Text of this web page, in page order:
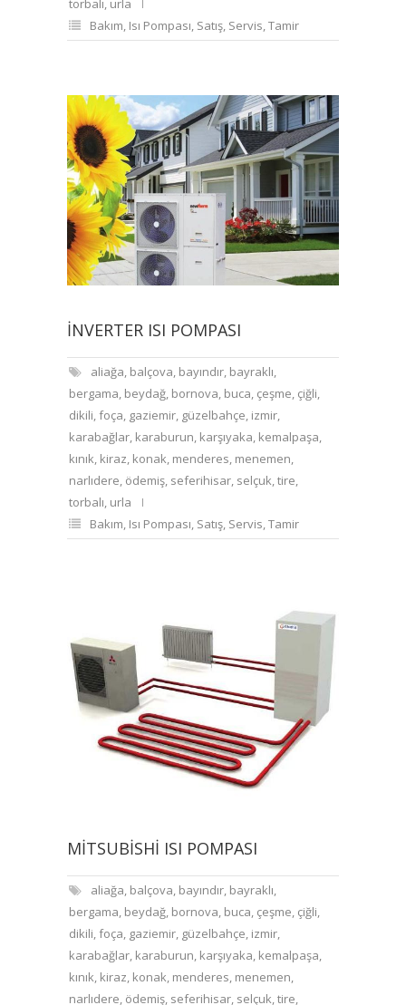
torbalı, urla
Bakım, Isı Pompası, Satış, Servis,Tamir
İNVERTER ISI POMPASI
aliağa, balçova, bayındır, bayraklı,
bergama, beydağ, bornova, buca, çeşme, çiğli,
dikili,foça, gaziemir, güzelbahçe, izmir,
karabağlar, karaburun, karşıyaka, kemalpaşa,
kınık, kiraz, konak, menderes, menemen,
narlıdere, ödemiş, seferihisar, selçuk,tire,
torbalı, urla
Bakım, Isı Pompası, Satış, Servis,Tamir
MITSUBISHI ISI POMPASI
aliağa, balçova, bayındır, bayraklı,
bergama, beydağ, bornova, buca, çeşme, çiğli,
dikili,foça, gaziemir, güzelbahçe, izmir,
karabağlar, karaburun, karşıyaka, kemalpaşa,
kınık, kiraz, konak, menderes, menemen,
narlıdere, ödemiş, seferihisar, selçuk,tire,